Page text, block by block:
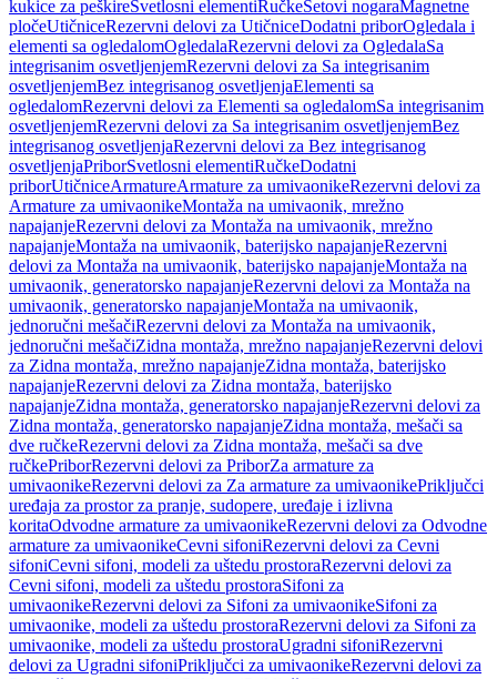
kukice za peškireSvetlosni elementiRučkeSetovi nogaraMagnetne
pločeUtičniceRezervni delovi za UtičniceDodatni priborOgledala i
elementi sa ogledalomOgledalaRezervni delovi za OgledalaSa
integrisanim osvetljenjemRezervni delovi za Sa integrisanim
osvetljenjemBez integrisanog osvetljenjaElementi sa
ogledalomRezervni delovi za Elementi sa ogledalomSa integrisanim
osvetljenjemRezervni delovi za Sa integrisanim osvetljenjemBez
integrisanog osvetljenjaRezervni delovi za Bez integrisanog
osvetljenjaPriborSvetlosni elementiRučkeDodatni
priborUtičniceArmatureArmature za umivaonikeRezervni delovi za
Armature za umivaonikeMontaža na umivaonik, mrežno
napajanjeRezervni delovi za Montaža na umivaonik, mrežno
napajanjeMontaža na umivaonik, baterijsko napajanjeRezervni
delovi za Montaža na umivaonik, baterijsko napajanjeMontaža na
umivaonik, generatorsko napajanjeRezervni delovi za Montaža na
umivaonik, generatorsko napajanjeMontaža na umivaonik,
jednoručni mešačiRezervni delovi za Montaža na umivaonik,
jednoručni mešačiZidna montaža, mrežno napajanjeRezervni delovi
za Zidna montaža, mrežno napajanjeZidna montaža, baterijsko
napajanjeRezervni delovi za Zidna montaža, baterijsko
napajanjeZidna montaža, generatorsko napajanjeRezervni delovi za
Zidna montaža, generatorsko napajanjeZidna montaža, mešači sa
dve ručkeRezervni delovi za Zidna montaža, mešači sa dve
ručkePriborRezervni delovi za PriborZa armature za
umivaonikeRezervni delovi za Za armature za umivaonikePriključci
uređaja za prostor za pranje, sudopere, uređaje i izlivna
koritaOdvodne armature za umivaonikeRezervni delovi za Odvodne
armature za umivaonikeCevni sifoniRezervni delovi za Cevni
sifoniCevni sifoni, modeli za uštedu prostoraRezervni delovi za
Cevni sifoni, modeli za uštedu prostoraSifoni za
umivaonikeRezervni delovi za Sifoni za umivaonikeSifoni za
umivaonike, modeli za uštedu prostoraRezervni delovi za Sifoni za
umivaonike, modeli za uštedu prostoraUgradni sifoniRezervni
delovi za Ugradni sifoniPriključci za umivaonikeRezervni delovi za